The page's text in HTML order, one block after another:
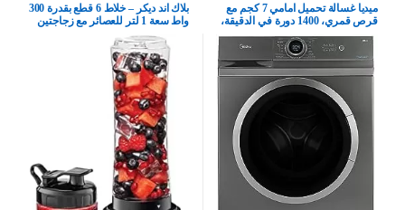
ميديا غسالة تحميل امامي 7 كجم مع
قرص قمري، 1400 دورة في الدقيقة،
مع محرك عاكس BLDC، شاشة
LED رقمية مدمجة، درجة حرارة
متعددة MF100W70BTGCC
بلاك اند ديكر – خلاط 6 قطع بقدرة 300
واط سعة 1 لتر للعصائر مع زجاجتين
رياضيتين وعصارة حمضيات
وملحقات، امن للاستخدام في غسالة
الصحون، اسود، SBX300